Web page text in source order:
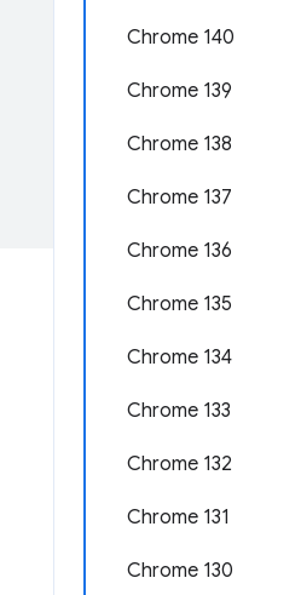
Chrome 140
Chrome 139
Chrome 138
Chrome 137
Chrome 136
Chrome 135
Chrome 134
Chrome 133
Chrome 132
Chrome 131
Chrome 130